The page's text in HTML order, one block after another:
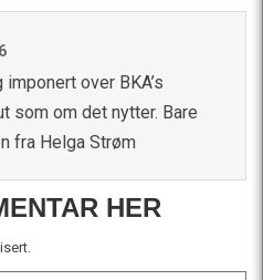
over BKA’s
som om det nytter. Bare
fra Helga Strøm
HER